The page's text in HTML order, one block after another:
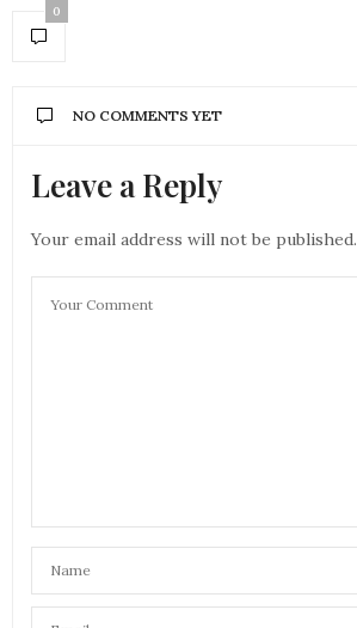
0
NO COMMENTS YET
Leave a Reply
Your email address will not be published.